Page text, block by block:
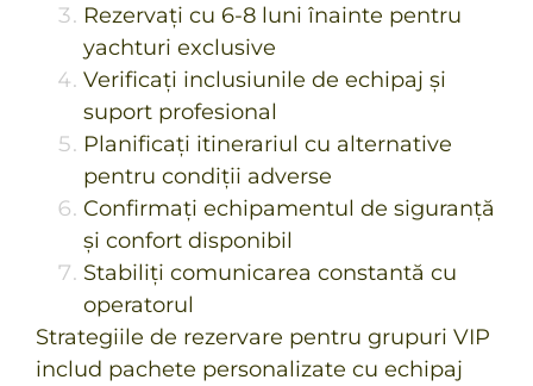
Rezervați cu 6-8 luni înainte pentru
yachturi exclusive
Verificați inclusiunile de echipaj și
suport profesional
Planificați itinerariul cu alternative
pentru condiții adverse
Confirmați echipamentul de siguranță
și confort disponibil
Stabiliți comunicarea constantă cu
operatorul
Strategiile de rezervare pentru grupuri VIP
includ pachete personalizate cu echipaj